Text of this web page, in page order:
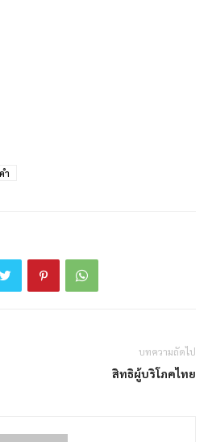
ำ
บทความถัดไป
สิทธิผู้บริโภคไทย